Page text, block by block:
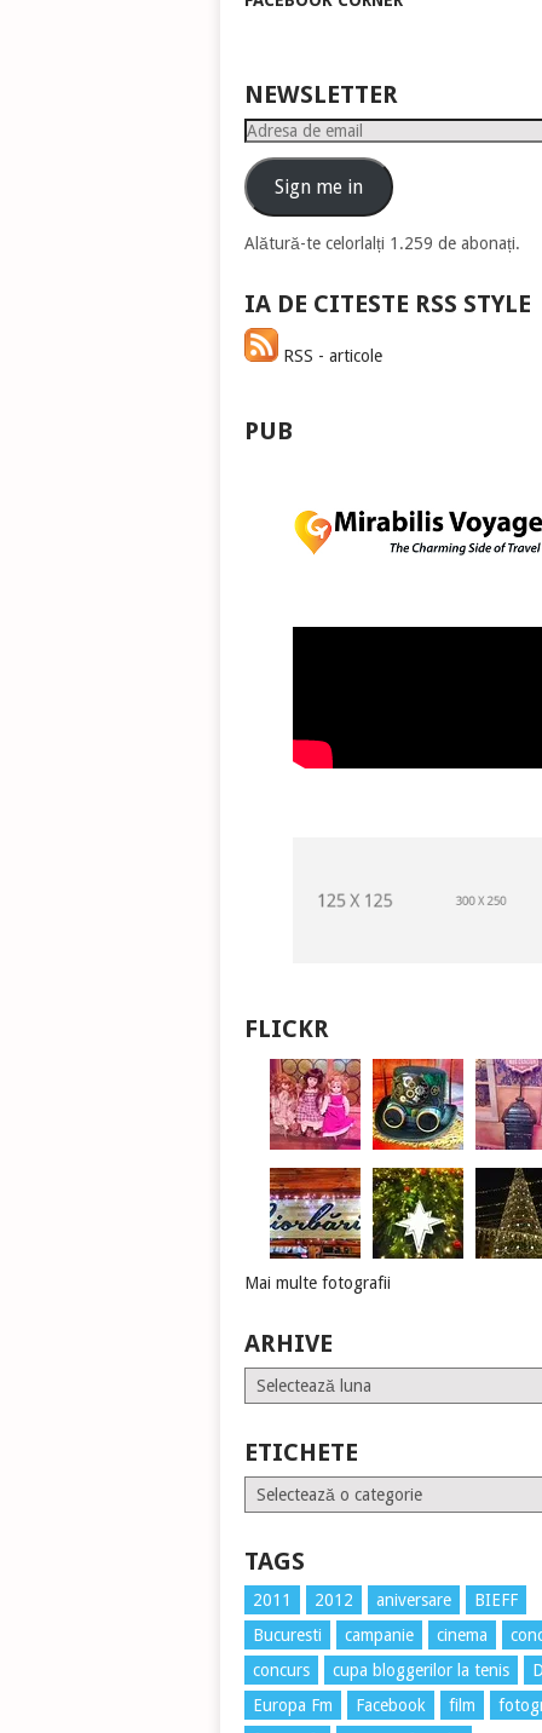
NEWSLETTER
Adresa
emailSign me in
Alătură-te celorlalți 1.259 de abonați.
IA DE CITESTE RSS STYLE
RSS - articole
PUB
FLICKR
Mai multe fotografii
ARHIVE
Arhive
ETICHETE
Etichete
TAGS
2011 2012 aniversare
BIEFF
Bucuresti
campanie cinema
concurs
cupa bloggerilor la tenis
Europa Fm
Facebook film